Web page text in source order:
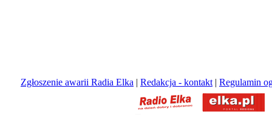
Zgłoszenie awarii Radia Elka | Redakcja - kontakt | Regulamin